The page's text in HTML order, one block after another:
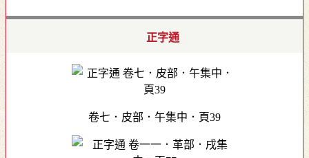
正字通
卷七．皮部．午集中．頁39